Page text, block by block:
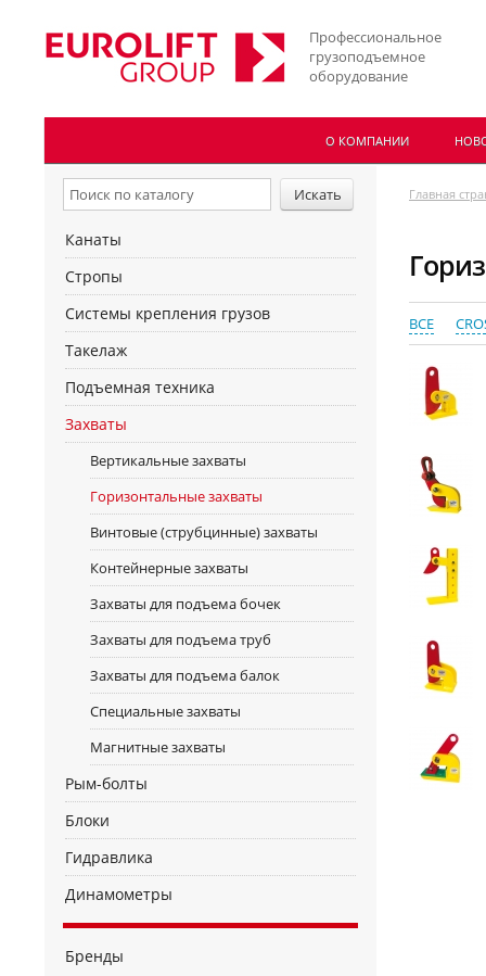
Профессиональное
грузоподъемное
оборудование
О КОМПАНИИ
Канаты
Стропы
Системы крепления грузов
Такелаж
Подъемная техника
Захваты
Вертикальные захваты
Горизонтальные захваты
Винтовые (струбцинные) захваты
Контейнерные захваты
Захваты для подъема бочек
Захваты для подъема труб
Захваты для подъема балок
Специальные захваты
Магнитные захваты
Рым-болты
Блоки
Гидравлика
Динамометры
Бренды
Главная
ВСЕ